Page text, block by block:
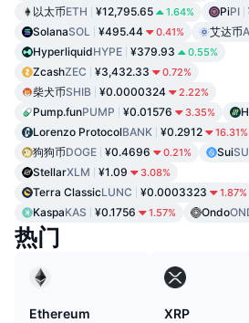
以太币ETH ¥12,795.65 1.64% PiPI
SolanaSOL ¥495.44 0.41% 艾达币
HyperliquidHYPE ¥379.93 0.55%
ZcashZEC ¥3,432.33 0.72%
柴犬币SHIB ¥0.0000324 2.22%
Pump.funPUMP ¥0.01576 3.35%
Lorenzo ProtocolBANK ¥0.2912 16.31%
狗狗币DOGE ¥0.4696 0.21% Sui
StellarXLM ¥1.09 3.08%
Terra ClassicLUNC ¥0.0003323 1.87%
KaspaKAS ¥0.1756 1.57% Ondo
热门
Ethereum
XRP